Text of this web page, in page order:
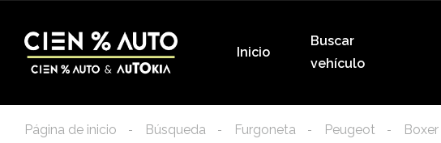
Inicio
Buscar
vehículo
Página de inicio Búsqueda Furgoneta Peugeot Boxer